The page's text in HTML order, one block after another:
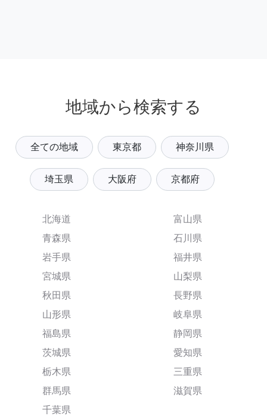
地域から検索する
全ての地域 東京都 神奈川県
埼玉県 大阪府 京都府
北海道
青森県
岩手県
宮城県
秋田県
山形県
福島県
茨城県
栃木県
群馬県
千葉県
富山県
石川県
福井県
山梨県
長野県
岐阜県
静岡県
愛知県
三重県
滋賀県